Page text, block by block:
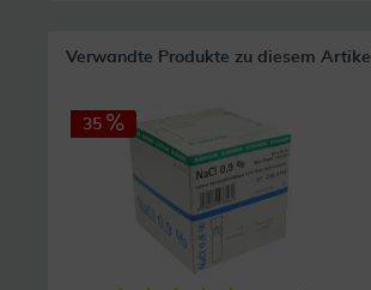
Verwandte Produkte zu diesem Artikel
35